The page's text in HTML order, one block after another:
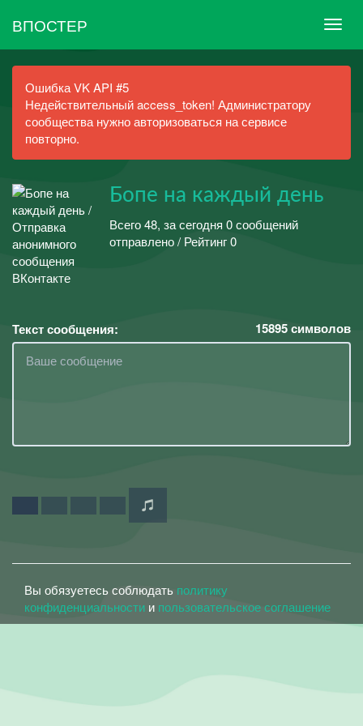
ВПОСТЕР
Ошибка VK API #5
Недействительный access_token! Администратору
сообщества нужно авторизоваться на сервисе
повторно.
Бопе на каждый день
Всего 48, за сегодня 0 сообщений
отправлено / Рейтинг 0
Текст сообщения: 15895символов
Вы обязуетесь соблюдать политику
конфиденциальности и пользовательское соглашение